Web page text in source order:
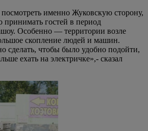
посмотреть именно Жуковскую сторону,
гостей в период
Особенно — территории возле
скопление людей и машин.
сделать, чтобы было удобно подойти,
ехать на электричке»,- сказал